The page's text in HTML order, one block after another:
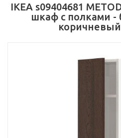
IKEA s09404681
шкаф с полками
коричневый